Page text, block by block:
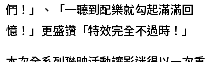
們！」、「一聽到配樂就勾起滿滿回
憶！」更盛讚「特效完全不過時！」